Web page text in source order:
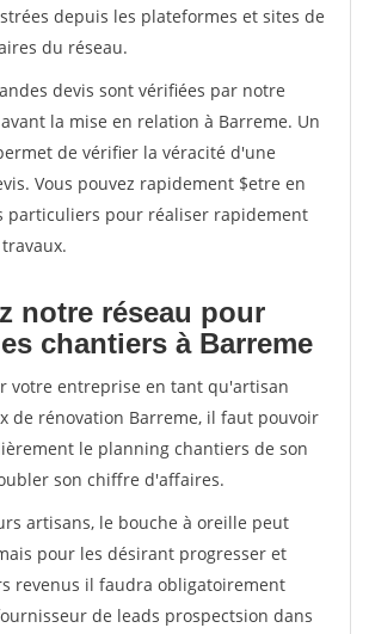
depuis les plateformes et sites de
du réseau.
devis sont vérifiées par notre
la mise en relation à Barreme. Un
de vérifier la véracité d'une
Vous pouvez rapidement $etre en
particuliers pour réaliser rapidement
notre réseau pour
chantiers à Barreme
votre entreprise en tant qu'artisan
de rénovation Barreme, il faut pouvoir
le planning chantiers de son
son chiffre d'affaires.
artisans, le bouche à oreille peut
pour les désirant progresser et
revenus il faudra obligatoirement
de leads prospectsion dans